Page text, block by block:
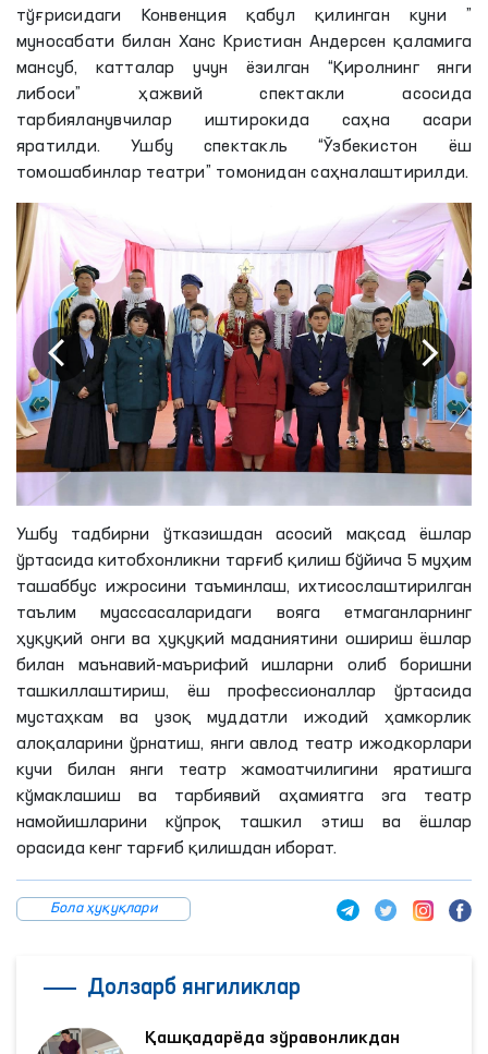
тўғрисидаги Конвенция қабул қилинган куни ”
муносабати билан Ханс Кристиан Андерсен қаламига
мансуб, катталар учун ёзилган “Қиролнинг янги
либоси” ҳажвий спектакли асосида
тарбияланувчилар иштирокида саҳна асари
яратилди. Ушбу спектакль “Ўзбекистон ёш
томошабинлар театри” томонидан саҳналаштирилди.
Ушбу тадбирни ўтказишдан асосий мақсад ёшлар
ўртасида китобхонликни тарғиб қилиш бўйича 5 муҳим
ташаббус ижросини таъминлаш, ихтисослаштирилган
таълим муассасаларидаги вояга етмаганларнинг
ҳуқуқий онги ва ҳуқуқий маданиятини ошириш ёшлар
билан маънавий-маърифий ишларни олиб боришни
ташкиллаштириш, ёш профессионаллар ўртасида
мустаҳкам ва узоқ муддатли ижодий ҳамкорлик
алоқаларини ўрнатиш, янги авлод театр ижодкорлари
кучи билан янги театр жамоатчилигини яратишга
кўмаклашиш ва тарбиявий аҳамиятга эга театр
намойишларини кўпроқ ташкил этиш ва ёшлар
орасида кенг тарғиб қилишдан иборат.
Бола ҳуқуқлари
Долзарб янгиликлар
Қашқадарёда зўравонликдан